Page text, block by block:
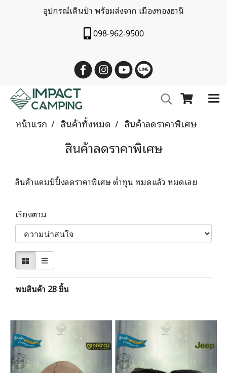
อุปกรณ์เดินป่า พร้อมส่งจาก เมืองทองธานี
098-962-9500
หน้าแรก สินค้าทั้งหมด สินค้าลดราคาพิเศษ
สินค้าลดราคาพิเศษ
สินค้าแคมป์ปิ้งลดราคาพิเศษ ต่ำทุน หมดแล้ว หมดเลย
เรียงตาม
พบสินค้า 28 ชิ้น